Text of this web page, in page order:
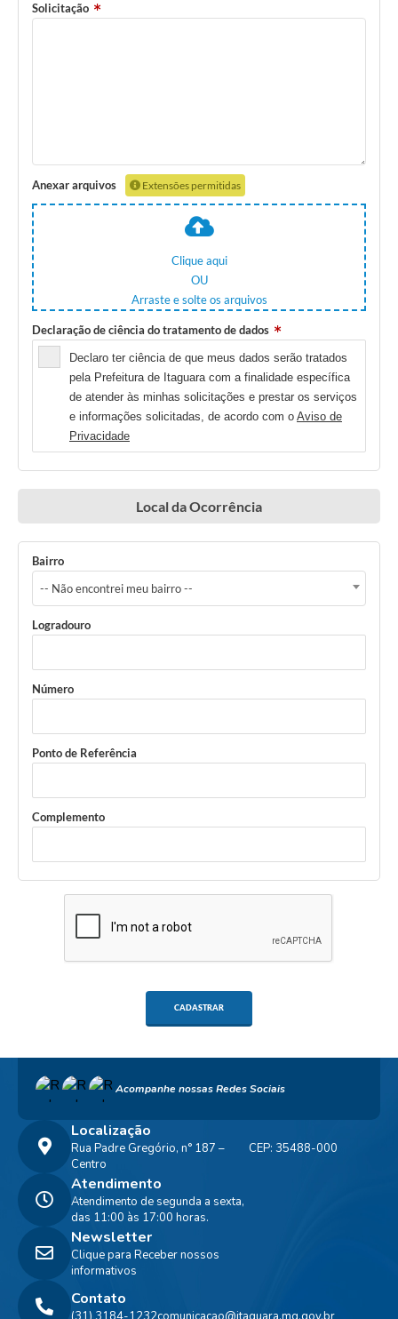
Solicitação
Anexar arquivos Extensões permitidas
Clique aqui
OU
Arraste e solte os arquivos
Declaração de ciência do tratamento de dados
Declaro ter ciência de que meus dados serão tratados
pela Prefeitura de Itaguara com a finalidade específica
de atender às minhas solicitações e prestar os serviços
e informações solicitadas, de acordo com o Aviso de
Privacidade
Local da Ocorrência
Bairro
-- Não encontrei meu bairro --
Logradouro
Número
Ponto de Referência
Complemento
CADASTRAR
Acompanhe nossas Redes Sociais
Localização
Rua Padre Gregório, n° 187 –
Centro
CEP: 35488-000
Contato
Atendimento
Atendimento de segunda a sexta,
das 11:00 às 17:00 horas.
Newsletter
Clique para Receber nossos
informativos